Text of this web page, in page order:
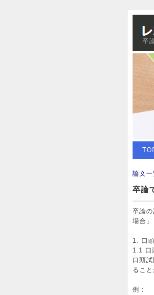
卒
論文一
卒論
卒論
場合
1. 口
1.1 口
口頭
ること
例：